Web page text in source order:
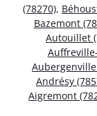
(78270),
Bazemont
Autouillet
Aubergenville
Andrésy
Aigremont